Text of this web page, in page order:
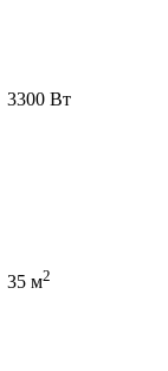
3300 Вт
35 м2